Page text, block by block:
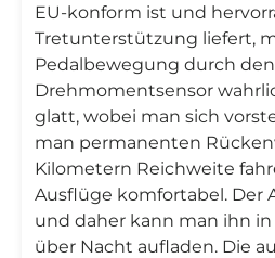
EU-konform ist und
Tretunterstützung liefert,
Pedalbewegung durch
Drehmomentsensor
glatt, wobei man sich
man permanenten
Kilometern Reichweite
Ausflüge komfortabel. Der
und daher kann man ihn
über Nacht aufladen. Die